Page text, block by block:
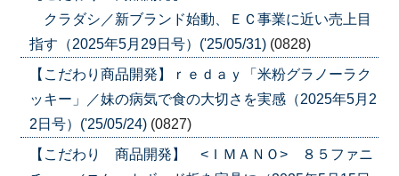
クラダシ／新ブランド始動、ＥＣ事業に近い売上目
指す（2025年5月29日号）('25/05/31) (0828)
【こだわり商品開発】ｒｅｄａｙ「米粉グラノーラク
ッキー」／妹の病気で食の大切さを実感（2025年5月2
2日号）('25/05/24) (0827)
【こだわり 商品開発】 <ＩＭＡＮＯ> ８５ファニ